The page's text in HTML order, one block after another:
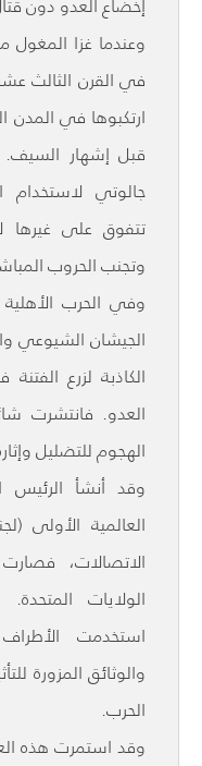
إخضاع العدو دون
وعندما غزا المغول
في القرن الثالث
ارتكبوها في المدن
قبل إشهار السيف.
جالوتي لاستخدام
تتفوق على غيرها
وتجنب الحروب
الجيشان الشيوعي
الكاذبة لزرع
العدو. فانتشرت
الهجوم للتضليل
وقد أنشأ الرئيس
العالمية الأولى
الاتصالات،
الولايات المتحدة.
استخدمت الأطراف
والوثائق المزورة
الحرب.
وقد استمرت هذه